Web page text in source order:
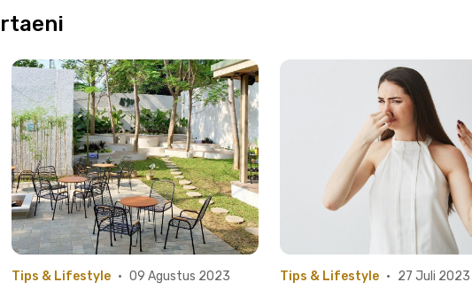
Tips & Lifestyle • 09 Agustus 2023 Tips & Lifestyle • 27 Juli 2023